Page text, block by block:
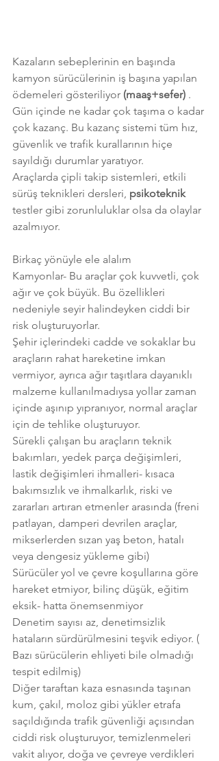
Kazaların sebeplerinin en başında
kamyon sürücülerinin iş başına yapılan
ödemeleri gösteriliyor (maaş+sefer) .
Gün içinde ne kadar çok taşıma o kadar
çok kazanç. Bu kazanç sistemi tüm hız,
güvenlik ve trafik kurallarının hiçe
sayıldığı durumlar yaratıyor.
Araçlarda çipli takip sistemleri, etkili
sürüş teknikleri dersleri, psikoteknik
testler gibi zorunluluklar olsa da olaylar
azalmıyor.
Birkaç yönüyle ele alalım
Kamyonlar- Bu araçlar çok kuvvetli, çok
ağır ve çok büyük. Bu özellikleri
nedeniyle seyir halindeyken ciddi bir
risk oluşturuyorlar.
Şehir içlerindeki cadde ve sokaklar bu
araçların rahat hareketine imkan
vermiyor, ayrıca ağır taşıtlara dayanıklı
malzeme kullanılmadıysa yollar zaman
içinde aşınıp yıpranıyor, normal araçlar
için de tehlike oluşturuyor.
Sürekli çalışan bu araçların teknik
bakımları, yedek parça değişimleri,
lastik değişimleri ihmalleri- kısaca
bakımsızlık ve ihmalkarlık, riski ve
zararları artıran etmenler arasında (freni
patlayan, damperi devrilen araçlar,
mikserlerden sızan yaş beton, hatalı
veya dengesiz yükleme gibi)
Sürücüler yol ve çevre koşullarına göre
hareket etmiyor, bilinç düşük, eğitim
eksik- hatta önemsenmiyor
Denetim sayısı az, denetimsizlik
hataların sürdürülmesini teşvik ediyor. (
Bazı sürücülerin ehliyeti bile olmadığı
tespit edilmiş)
Diğer taraftan kaza esnasında taşınan
kum, çakıl, moloz gibi yükler etrafa
saçıldığında trafik güvenliği açısından
ciddi risk oluşturuyor, temizlenmeleri
vakit alıyor, doğa ve çevreye verdikleri